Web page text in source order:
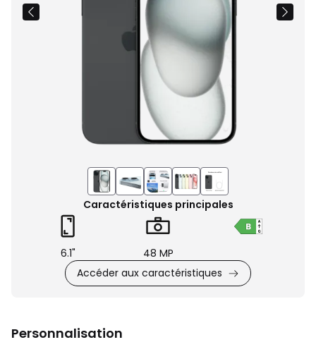
Caractéristiques principales
6.1"
48 MP
Accéder aux caractéristiques
Personnalisation